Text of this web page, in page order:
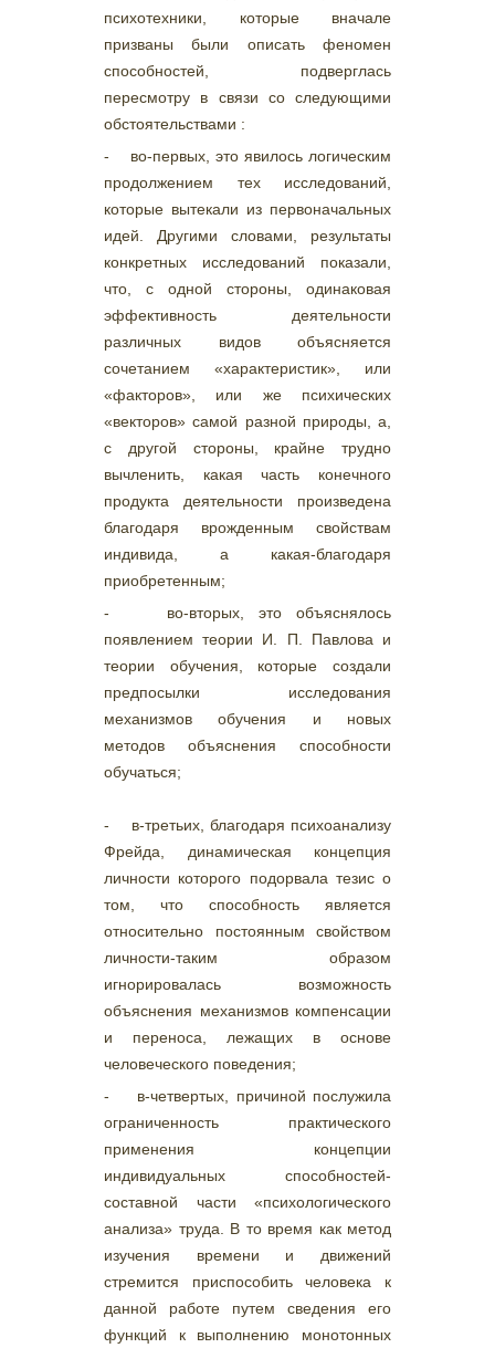
психотехники, которые вначале
призваны были описать феномен
способностей, подверглась
пересмотру в связи со следующими
обстоятельствами :
- во-первых, это явилось логическим
продолжением тех исследований,
которые вытекали из первоначальных
идей. Другими словами, результаты
конкретных исследований показали,
что, с одной стороны, одинаковая
эффективность деятельности
различных видов объясняется
сочетанием «характеристик», или
«факторов», или же психических
«векторов» самой разной природы, а,
с другой стороны, крайне трудно
вычленить, какая часть конечного
продукта деятельности произведена
благодаря врожденным свойствам
индивида, а какая-благодаря
приобретенным;
- во-вторых, это объяснялось
появлением теории И. П. Павлова и
теории обучения, которые создали
предпосылки исследования
механизмов обучения и новых
методов объяснения способности
обучаться;
- в-третьих, благодаря психоанализу
Фрейда, динамическая концепция
личности которого подорвала тезис о
том, что способность является
относительно постоянным свойством
личности-таким образом
игнорировалась возможность
объяснения механизмов компенсации
и переноса, лежащих в основе
человеческого поведения;
- в-четвертых, причиной послужила
ограниченность практического
применения концепции
индивидуальных способностей-
составной части «психологического
анализа» труда. В то время как метод
изучения времени и движений
стремится приспособить человека к
данной работе путем сведения его
функций к выполнению монотонных